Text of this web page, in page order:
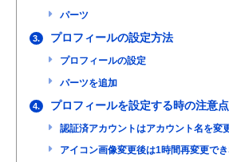
パーツ
3. プロフィールの設定方法
プロフィールの設定
パーツを追加
4. プロフィールを設定する時の注意点
認証済アカウントはアカウント名を変
アイコン画像変更後は1時間再変更で